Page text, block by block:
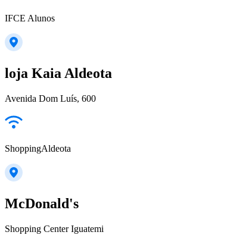
IFCE Alunos
loja Kaia Aldeota
Avenida Dom Luís, 600
ShoppingAldeota
McDonald's
Shopping Center Iguatemi